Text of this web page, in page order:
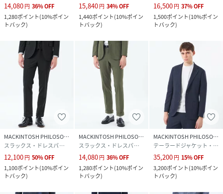
14,080円 36%OFF
1,280ポイント(10%ポイン
トバック)
15,840円 34%OFF
1,440ポイント(10%ポイン
トバック)
16,500円 37%OFF
1,500ポイント(10%ポイン
トバック)
MACKINTOSH PHILOSOPHY
スラックス・ドレスパンツ
12,100円 50%OFF
1,100ポイント(10%ポイン
トバック)
MACKINTOSH PHILOSOPHY
スラックス・ドレスパンツ
14,080円 36%OFF
1,280ポイント(10%ポイン
トバック)
MACKINTOSH PHILOSOPHY
テーラードジャケット・ブレザー
35,200円 15%OFF
3,200ポイント(10%ポイン
トバック)